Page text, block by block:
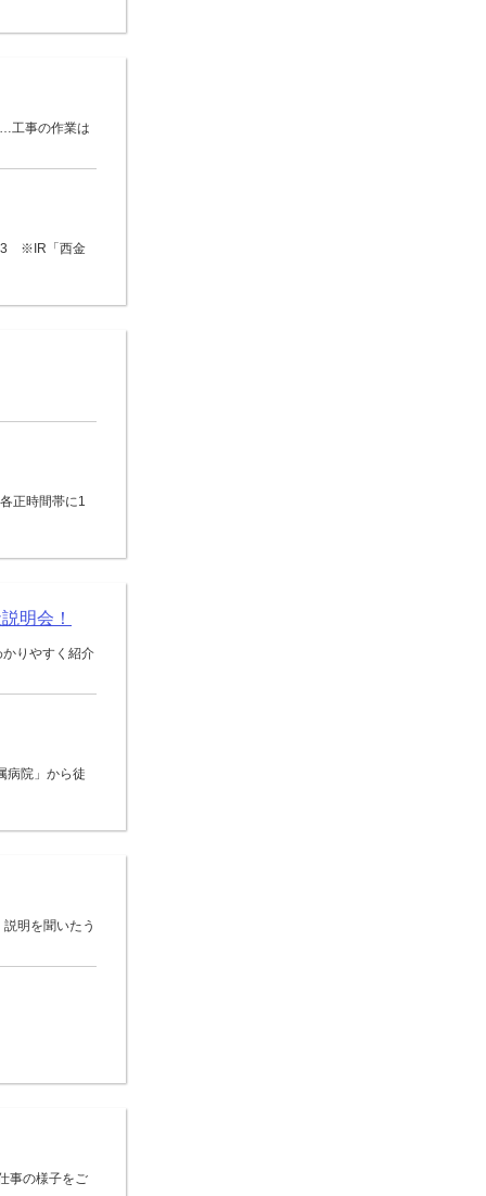
工事の作業は
※IR「西金
正時間帯に1
明会！
りやすく紹介
病院」から徒
明を聞いたう
事の様子をご